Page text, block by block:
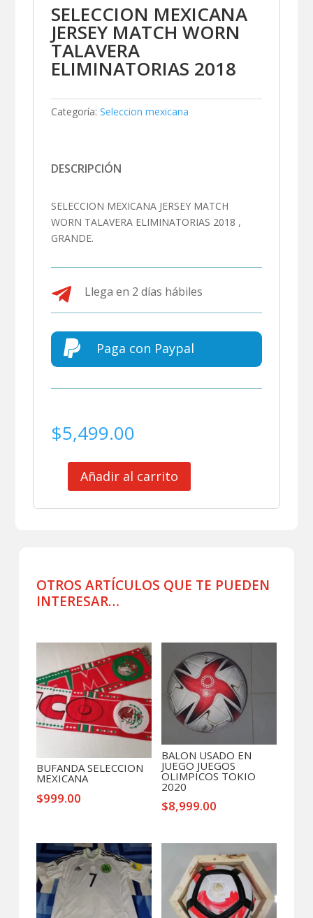
SELECCION MEXICANA
JERSEY MATCH WORN
TALAVERA
ELIMINATORIAS 2018
Categoría: Seleccion mexicana
DESCRIPCIÓN
SELECCION MEXICANA JERSEY MATCH
WORN TALAVERA ELIMINATORIAS 2018 ,
GRANDE.
 Llega en 2 días hábiles
 Paga con Paypal
$5,499.00
SELECCION
ELIMINATORIAS
2018
Añadir al carrito
OTROS ARTÍCULOS QUE TE PUEDEN
INTERESAR…
BUFANDA SELECCION
MEXICANA
$999.00
BALON USADO EN
JUEGO JUEGOS
OLIMPICOS TOKIO
2020
$8,999.00